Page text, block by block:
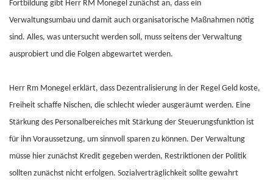
Fortbildung gibt Herr RM Monegel zunächst an, dass ein
Verwaltungsumbau und damit auch organisatorische Maßnahmen nötig
sind. Alles, was untersucht werden soll, muss seitens der Verwaltung
ausprobiert und die Folgen abgewartet werden.
Herr Rm Monegel erklärt, dass Dezentralisierung in der Regel Geld koste,
Freiheit schaffe Nischen, die schlecht wieder ausgeräumt werden. Eine
Stärkung des Personalbereiches mit Stärkung der Steuerungsfunktion ist
für ihn Voraussetzung, um sinnvoll sparen zu können. Der Verwaltung
müsse hier zunächst Kredit gegeben werden, Restriktionen der Politik
sollten zunächst nicht erfolgen. Sozialverträglichkeit sollte gewahrt